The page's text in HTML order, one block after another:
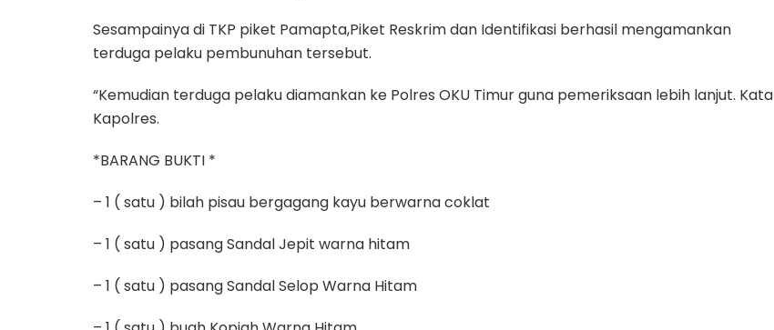
Sesampainya di TKP piket Pamapta,Piket Reskrim dan Identifikasi berhasil mengamankan
terduga pelaku pembunuhan tersebut.
“Kemudian terduga pelaku diamankan ke Polres OKU Timur guna pemeriksaan lebih lanjut. Kata
Kapolres.
*BARANG BUKTI *
– 1 ( satu ) bilah pisau bergagang kayu berwarna coklat
– 1 ( satu ) pasang Sandal Jepit warna hitam
– 1 ( satu ) pasang Sandal Selop Warna Hitam